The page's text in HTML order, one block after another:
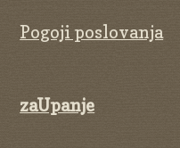
Pogoji poslovanja
zaUpanje